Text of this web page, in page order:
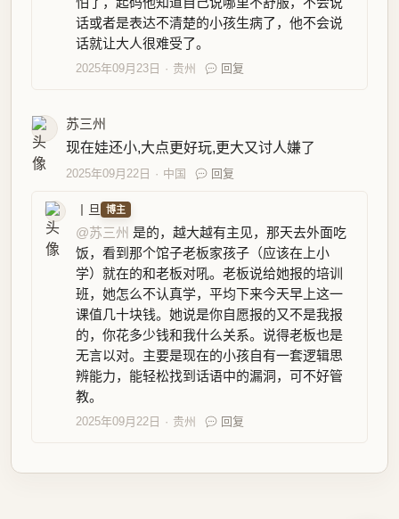
话或者是表达不清楚的小孩生病了，他不会说
话就让大人很难受了。
2025年09月23日 贵州 回复
苏三州
现在娃还小,大点更好玩,更大又讨人嫌了
2025年09月22日 中国 回复
丨旦 博主
@苏三州 是的，越大越有主见，那天去外面吃
饭，看到那个馆子老板家孩子（应该在上小
学）就在的和老板对吼。老板说给她报的培训
班，她怎么不认真学，平均下来今天早上这一
课值几十块钱。她说是你自愿报的又不是我报
的，你花多少钱和我什么关系。说得老板也是
无言以对。主要是现在的小孩自有一套逻辑思
辨能力，能轻松找到话语中的漏洞，可不好管
教。
2025年09月22日 贵州 回复